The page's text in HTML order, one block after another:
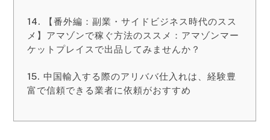
【番外編：副業・サイドビジネス時代のスス
メ】アマゾンで稼ぐ方法のススメ：アマゾンマー
ケットプレイスで出品してみませんか？
中国輸入する際のアリババ仕入れは、経験豊
富で信頼できる業者に依頼がおすすめ